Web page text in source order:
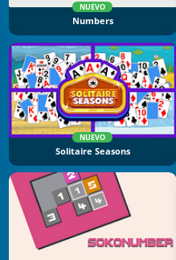
NUEVO
Numbers
NUEVO
Solitaire Seasons